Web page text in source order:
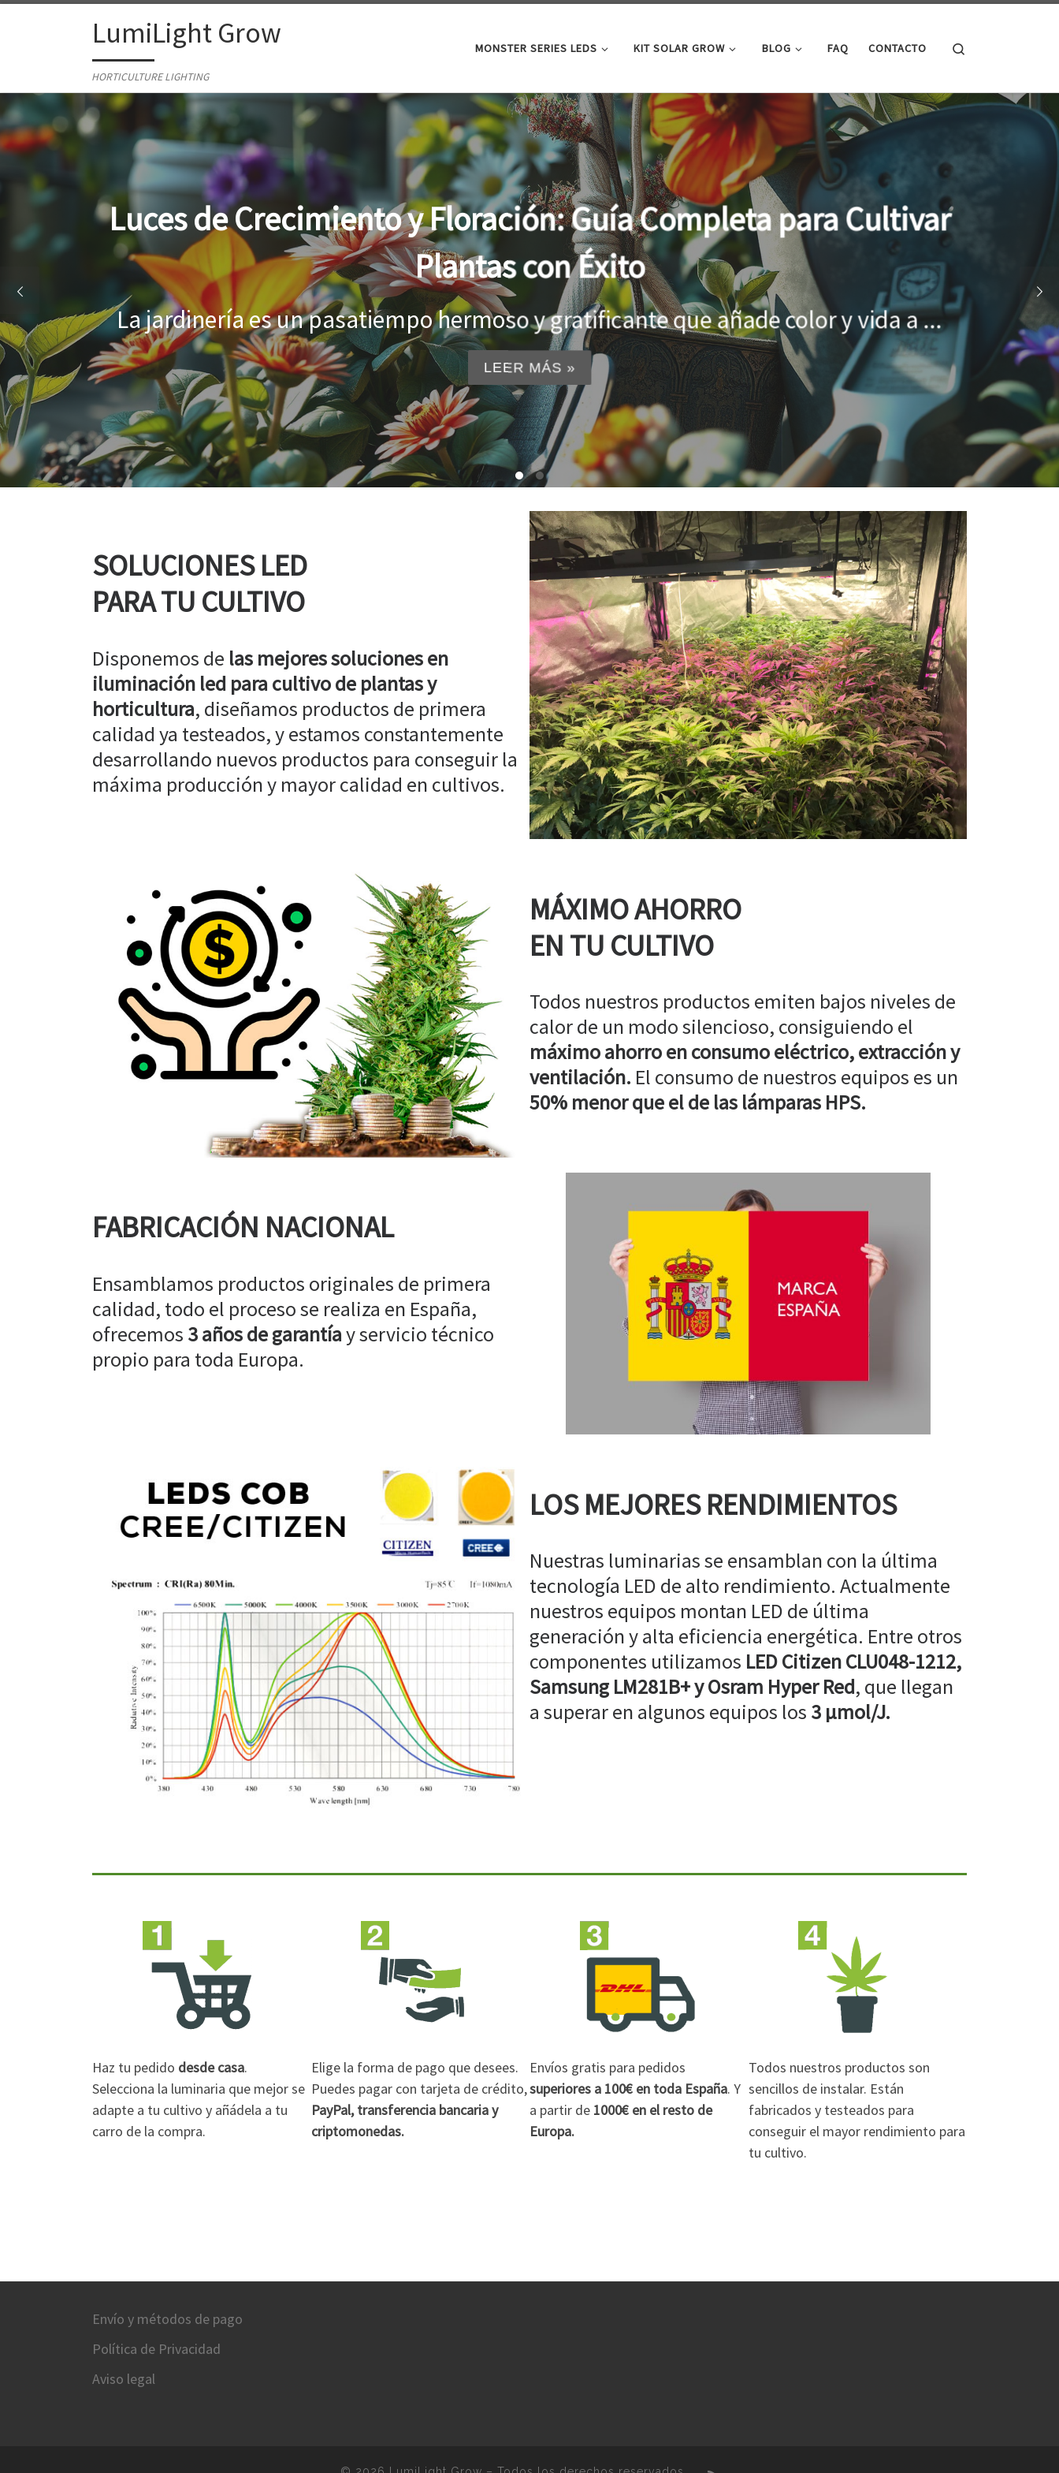
Skip to contentLumiLight Grow
HORTICULTURE LIGHTING
MONSTER SERIES LEDS KIT SOLAR GROW BLOG FAQ CONTACTO
Lámparas para indoor: la clave para un crecimiento óptimo de
tus plantas
Al cultivar plantas en el interior, es importante proporcionar el entorno adecuado
...
LEER MÁS »
SOLUCIONES LED
PARA TU CULTIVO
Disponemos de las mejores soluciones en
iluminación led para cultivo de plantas y
horticultura, diseñamos productos de primera
calidad ya testeados, y estamos constantemente
desarrollando nuevos productos para conseguir la
máxima producción y mayor calidad en cultivos.
MÁXIMO AHORRO
EN TU CULTIVO
Todos nuestros productos emiten bajos niveles de
calor de un modo silencioso, consiguiendo el
máximo ahorro en consumo eléctrico, extracción y
ventilación. El consumo de nuestros equipos es un
50% menor que el de las lámparas HPS.
FABRICACIÓN NACIONAL
Ensamblamos productos originales de primera
calidad, todo el proceso se realiza en España,
ofrecemos 3 años de garantíay servicio técnico
propio para toda Europa.
LOS MEJORES RENDIMIENTOS
Nuestras luminarias se ensamblan con la última
tecnología LED de alto rendimiento. Actualmente
nuestros equipos montan LED de última
generación y alta eficiencia energética. Entre otros
componentes utilizamos LED Citizen CLU048-1212,
Samsung LM281B+ y Osram Hyper Red, que llegan
a superar en algunos equipos los 3 µmol/J.
Haz tu pedido desde casa.
Selecciona la luminaria que mejor se
adapte a tu cultivo y añádela a tu
carro de la compra.
Elige la forma de pago que desees.
Puedes pagar con tarjeta de crédito,
PayPal, transferencia bancaria y
criptomonedas.
Envíos gratis para pedidos
superiores a 100€ en toda España. Y
a partir de 1000€ en el resto de
Europa.
Todos nuestros productos son
sencillos de instalar. Están
fabricados y testeados para
conseguir el mayor rendimiento para
tu cultivo.
Envío y métodos de pago
Política de Privacidad
Aviso legal